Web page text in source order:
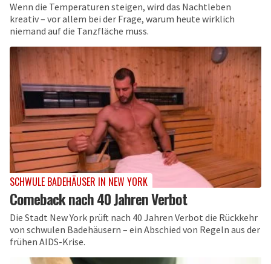
Wenn die Temperaturen steigen, wird das Nachtleben
kreativ – vor allem bei der Frage, warum heute wirklich
niemand auf die Tanzfläche muss.
SCHWULE BADEHÄUSER IN NEW YORK
Comeback nach 40 Jahren Verbot
Die Stadt New York prüft nach 40 Jahren Verbot die Rückkehr
von schwulen Badehäusern – ein Abschied von Regeln aus der
frühen AIDS-Krise.